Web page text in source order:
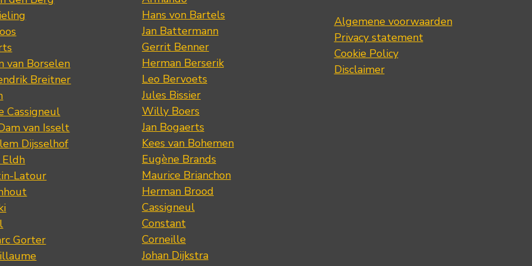
van Borselen
Breitner
Cassigneul
van Isselt
Dijsselhof
Eldh
Latour
Gorter
Hans von Bartels
Jan Battermann
Gerrit Benner
Herman Berserik
Leo Bervoets
Jules Bissier
Willy Boers
Jan Bogaerts
Kees van Bohemen
Eugène Brands
Maurice Brianchon
Herman Brood
Cassigneul
Constant
Corneille
Johan Dijkstra
Algemene voorwaarden
Privacy statement
Cookie Policy
Disclaimer